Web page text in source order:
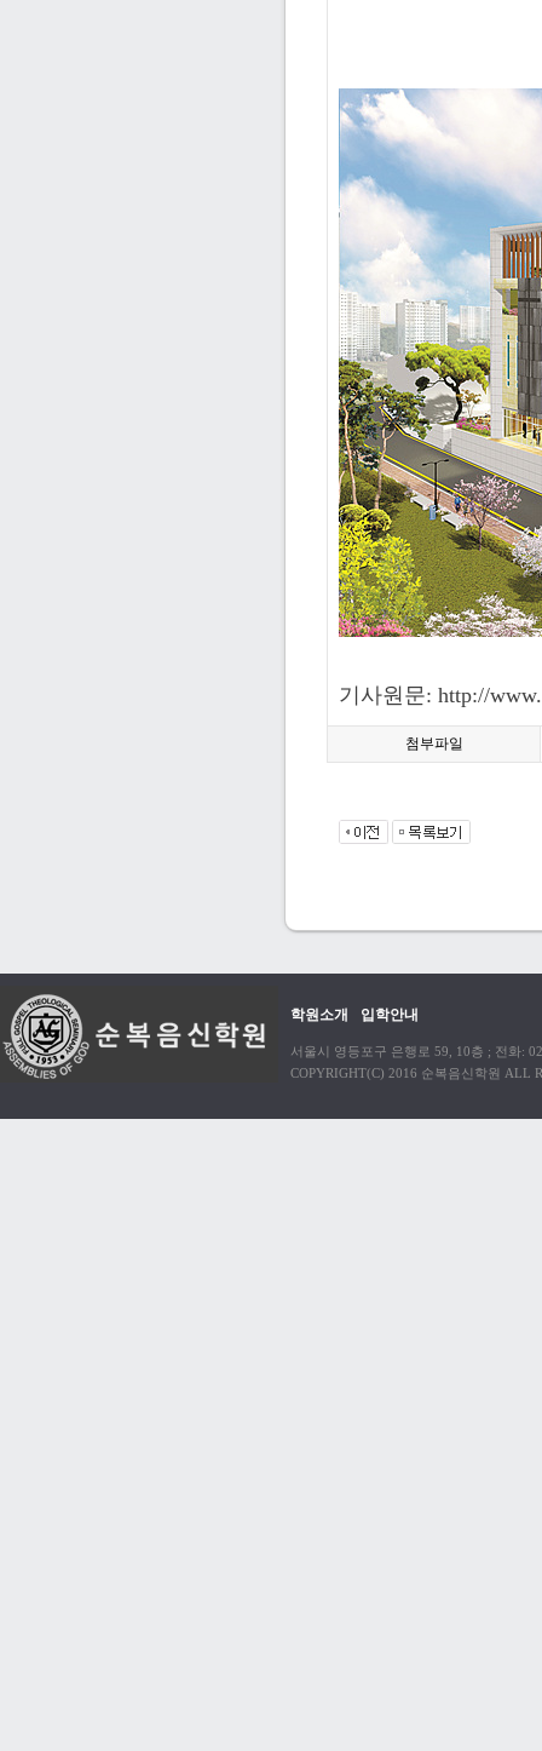
기사원문: http://
첨부파일
학원소개 입학안내
서울시 영등포구 은행로 59, 10층 ; 전화:
COPYRIGHT(C) 2016 순복음신학원 ALL